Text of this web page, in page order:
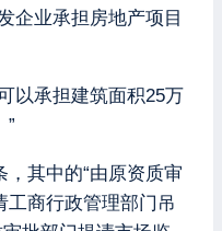
企业承担房地产项目
以承担建筑面积25万
”
其中的“由原资质审
工商行政管理部门吊